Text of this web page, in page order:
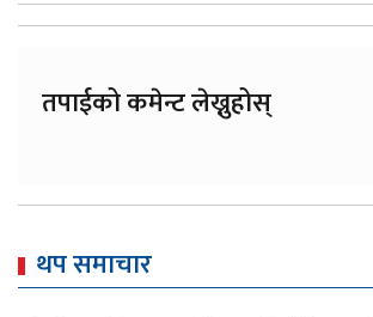
तपाईको कमेन्ट लेख्नुहोस्
थप समाचार